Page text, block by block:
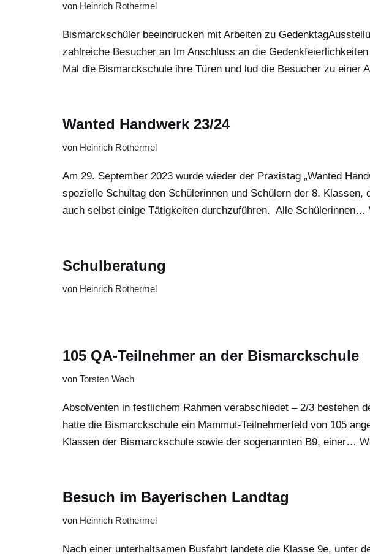
von Heinrich Rothermel
Bismarckschüler beeindrucken mit Arbeiten zu
zahlreiche Besucher an Im Anschluss an die
Mal die Bismarckschule ihre Türen und lud die Besucher zu einer
Wanted Handwerk 23/24
von Heinrich Rothermel
Am 29. September 2023 wurde wieder der Praxistag „Wanted
spezielle Schultag den Schülerinnen und Schülern der 8.
auch selbst einige Tätigkeiten durchzuführen. Alle Schülerinnen…
Schulberatung
von Heinrich Rothermel
105 QA-Teilnehmer an der Bismarckschule
von Torsten Wach
Absolventen in festlichem Rahmen verabschiedet – 2/3
hatte die Bismarckschule ein Mammut-Teilnehmerfeld von 105
Klassen der Bismarckschule sowie der sogenannten B9, einer…
Besuch im Bayerischen Landtag
von Heinrich Rothermel
Nach einer unterhaltsamen Busfahrt landete die Klasse 9e, unter